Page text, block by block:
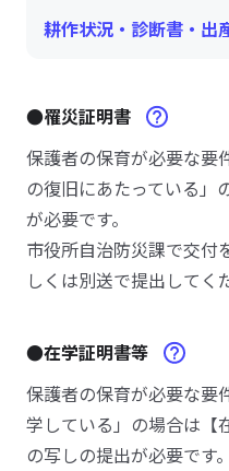
耕作状況・診断書・出
●罹災証明書
保護者の保育が必要な要
の復旧にあたっている」
が必要です。
市役所自治防災課で交付
しくは別送で提出してく
●在学証明書等
保護者の保育が必要な要
学している」の場合は【
の写しの提出が必要です。